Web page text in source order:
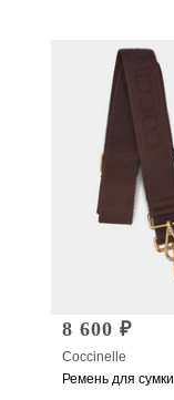
8 600 ₽
Coccinelle
Ремень для сумки